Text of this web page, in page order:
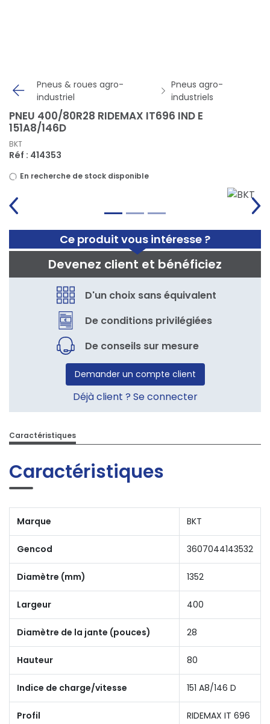
Pneus & roues agro-
industriel
Pneus agro-
industriels
Ce produit vous intéresse ?
Devenez client et bénéficiez
D'un choix sans équivalent
De conditions privilégiées
De conseils sur mesure
Demander un compte client
Déjà client ? Se connecter
PNEU 400/80R28 RIDEMAX IT696 IND E
151A8/146D
BKT
Réf : 414353
En recherche de stock disponible
Caractéristiques
Caractéristiques
Marque BKT
Gencod 3607044143532
Diamètre (mm) 1352
Largeur 400
Diamètre de la jante (pouces) 28
Hauteur 80
Indice de charge/vitesse 151 A8/146 D
Profil RIDEMAX IT 696